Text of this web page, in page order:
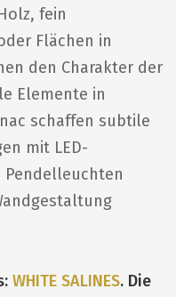
fein
Flächen in
den Charakter der
Elemente in
schaffen subtile
mit LED-
WHITE SALINES. Die